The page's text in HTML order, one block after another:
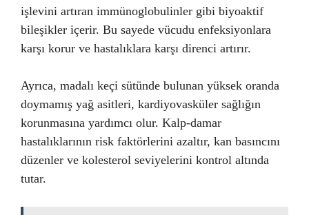
işlevini artıran immünoglobulinler gibi biyoaktif
bileşikler içerir. Bu sayede vücudu enfeksiyonlara
karşı korur ve hastalıklara karşı direnci artırır.
Ayrıca, madalı keçi sütünde bulunan yüksek oranda
doymamış yağ asitleri, kardiyovasküler sağlığın
korunmasına yardımcı olur. Kalp-damar
hastalıklarının risk faktörlerini azaltır, kan basıncını
düzenler ve kolesterol seviyelerini kontrol altında
tutar.